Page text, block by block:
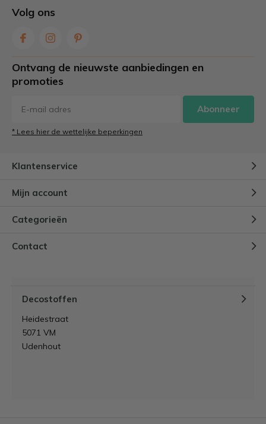
Volg ons
Ontvang de nieuwste aanbiedingen en
promoties
Abonneer
* Lees hier de wettelijke beperkingen
Klantenservice
Mijn account
Categorieën
Contact
Decostoffen
Heidestraat
5071 VM
Udenhout